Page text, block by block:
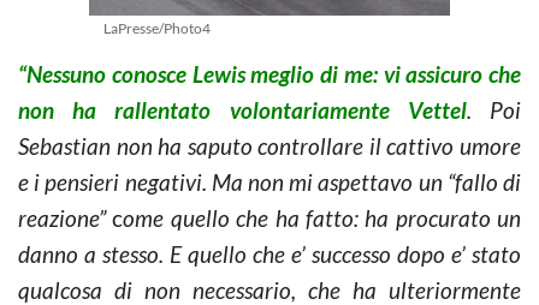
LaPresse/Photo4
“Nessuno conosce Lewis meglio di me: vi assicuro che
non ha rallentato volontariamente Vettel. Poi
Sebastian non ha saputo controllare il cattivo umore
e i pensieri negativi. Ma non mi aspettavo un “fallo di
reazione”come quello che ha fatto: ha procurato un
danno a stesso. E quello che e’ successo dopo e’ stato
qualcosa di non necessario, che ha ulteriormente